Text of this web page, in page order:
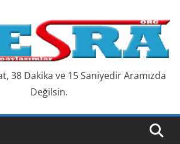
38 Dakika ve 15 Saniyedir Aramızda
Değilsin.